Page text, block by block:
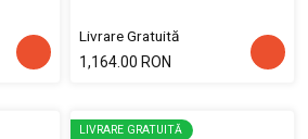
Livrare Gratuită
1,164.00 RON
LIVRARE GRATUITĂ